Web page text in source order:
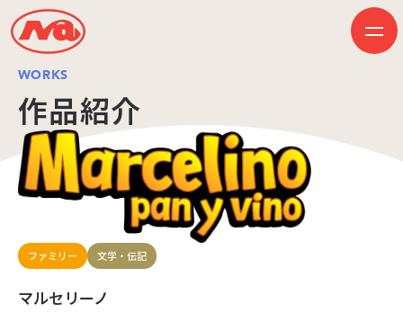
HOME
ニュース
ビジネス
作品紹介
創業50周年記念ページ
音楽配信
採用情報
プレスリリース
お問い合わせ
WORKS
作品紹介
ファミリー 文学・伝記
マルセリーノ